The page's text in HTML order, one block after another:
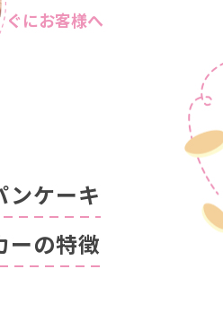
ぐにお客様へ
ンケーキ
ーの特徴